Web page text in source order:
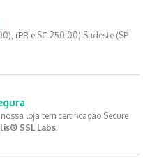
(PR e SC 250,00) Sudeste (SP
loja tem certificação Secure
SSL Labs.